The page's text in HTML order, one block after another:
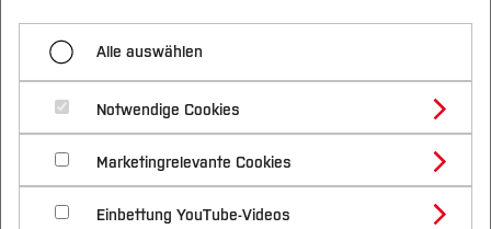
Studium
Studienangebote
Bachelorstudiengänge
Masterstudiengänge
Vor dem Studium
Bewerben & Einschreiben
Bewerbungsportal
Im Studium
Studienbüros und Prüfungen
Nach dem Studium
Forschung & Transfer
Profil
Forschungs- und Transferprofil
Schwerpunkte (FuT)
Beratung & Förderung
Nachhaltigkeit
Nachhaltigkeit studieren
International
06.11.2023
Hochschule Bochum und die
Bundesagentur für Arbeit Bochum
schreiben Zusammenarbeit fest
Alle auswählen
Notwendige Cookies
Marketingrelevante Cookies
Einbettung YouTube-Videos